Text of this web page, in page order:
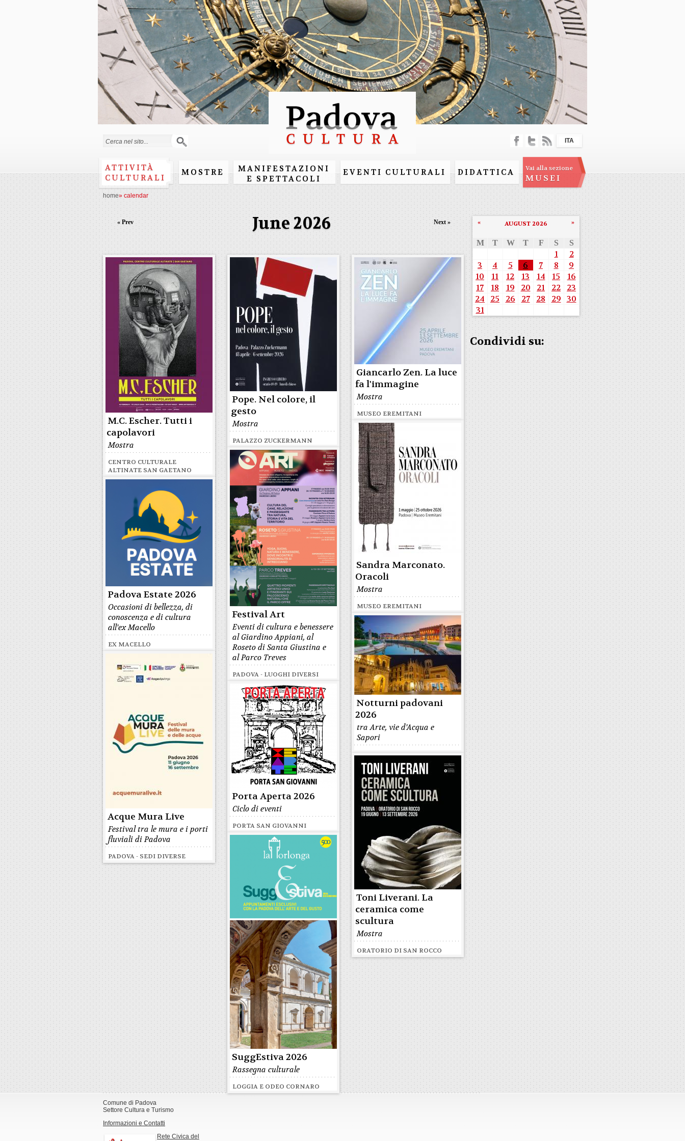
Skip to
main
content
ATTIVITÀ
CULTURALI
MOSTRE
MANIFESTAZIONI
E SPETTACOLI
EVENTI CULTURALI DIDATTICA Vai alla sezione
MUSEI
ITA
home» calendar
June 2026
« Prev Next »
M.C. Escher. Tutti i
capolavori
Mostra
CENTRO CULTURALE
ALTINATE SAN GAETANO
Pope. Nel colore, il
gesto
Mostra
PALAZZO ZUCKERMANN
Giancarlo Zen. La luce
fa l'immagine
Mostra
MUSEO EREMITANI
Sandra Marconato.
Oracoli
Mostra
MUSEO EREMITANI
Festival Art
Eventi di cultura e benessere
al Giardino Appiani, al
Roseto di Santa Giustina e
al Parco Treves
PADOVA - LUOGHI DIVERSI
Padova Estate 2026
Occasioni di bellezza, di
conoscenza e di cultura
all'ex Macello
EX MACELLO
Notturni padovani
2026
tra Arte, vie d'Acqua e
Sapori
Acque Mura Live
Festival tra le mura e i porti
fluviali di Padova
PADOVA - SEDI DIVERSE
Porta Aperta 2026
Ciclo di eventi
PORTA SAN GIOVANNI
Toni Liverani. La
ceramica come
scultura
Mostra
ORATORIO DI SAN ROCCO
SuggEstiva 2026
Rassegna culturale
LOGGIA E ODEO CORNARO
AUGUST 2026
« »
M T W T F S S
1
2
3
4 5 6 7 8
9
10
11 12 13 14 15
16
17
18 19 20 21 22
23
24
25 26 27 28 29 30
31
Condividi su:
Comune di Padova
Settore Cultura e Turismo
Informazioni e Contatti
Rete Civica del